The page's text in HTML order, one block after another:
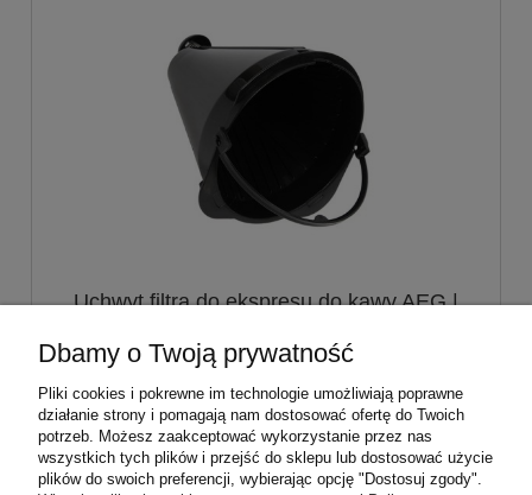
Uchwyt filtra do ekspresu do kawy AEG |
55,00 zł
do koszyka
Dbamy o Twoją prywatność
Pliki cookies i pokrewne im technologie umożliwiają poprawne
działanie strony i pomagają nam dostosować ofertę do Twoich
potrzeb. Możesz zaakceptować wykorzystanie przez nas
wszystkich tych plików i przejść do sklepu lub dostosować użycie
plików do swoich preferencji, wybierając opcję "Dostosuj zgody".